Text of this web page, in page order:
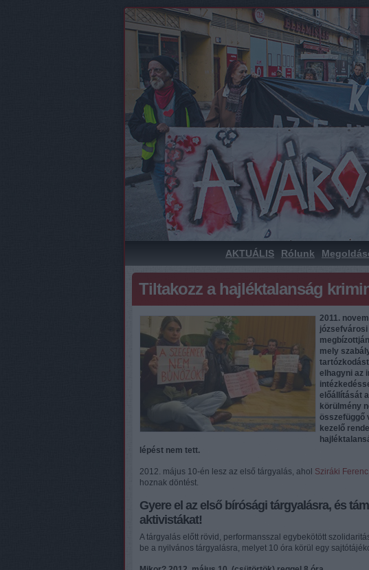
AKTUÁLIS Rólunk
Tiltakozz a hajléktalanság
2011.
mely
elhagyni az
előállítását
körülmény
összefüggő
kezelő
lépést nem tett.
2012. május 10-én lesz az első tárgyalás, ahol Sziráki Ferenc
hoznak döntést.
Gyere el az első bírósági tárgyalásra, és t
aktivistákat!
A tárgyalás előtt rövid, performansszal egybekötött
be a nyilvános tárgyalásra, melyet 10 óra körül egy